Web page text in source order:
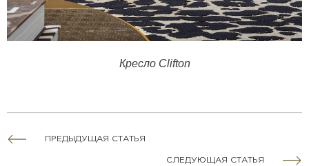
Кресло Clifton
ПРЕДЫДУЩАЯ СТАТЬЯ
СЛЕДУЮЩАЯ СТАТЬЯ